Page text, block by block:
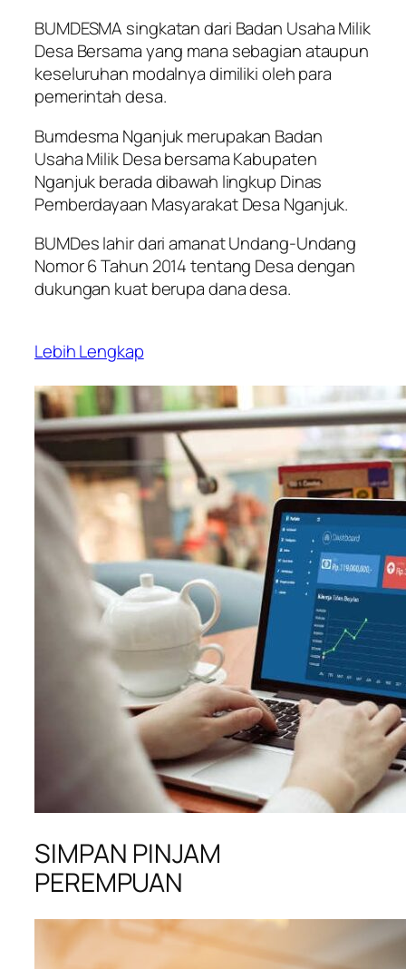
BUMDESMA singkatan dari Badan Usaha Milik
Desa Bersama yang mana sebagian ataupun
keseluruhan modalnya dimiliki oleh para
pemerintah desa.
Bumdesma Nganjuk merupakan Badan
Usaha Milik Desa bersama Kabupaten
Nganjuk berada dibawah lingkup Dinas
Pemberdayaan Masyarakat Desa Nganjuk.
BUMDes lahir dari amanat Undang-Undang
Nomor 6 Tahun 2014 tentang Desa dengan
dukungan kuat berupa dana desa.
Lebih Lengkap
SIMPAN PINJAM
PEREMPUAN